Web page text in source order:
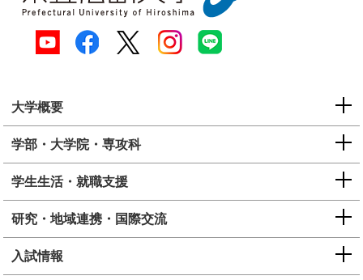
大学概要
学部・大学院・専攻科
学生生活・就職支援
研究・地域連携・国際交流
入試情報